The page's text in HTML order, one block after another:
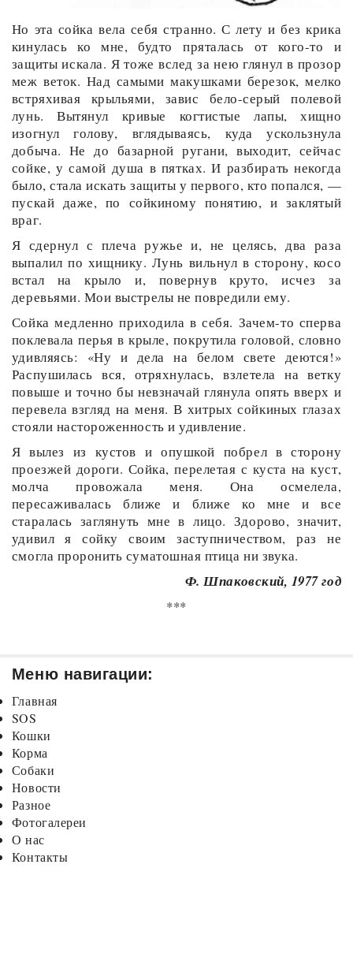
Но эта сойка вела себя странно. С лету и без крика
кинулась ко мне, будто пряталась от кого-то и
защиты искала. Я тоже вслед за нею глянул в прозор
меж веток. Над самыми макушками березок, мелко
встряхивая крыльями, завис бело-серый полевой
лунь. Вытянул кривые когтистые лапы, хищно
изогнул голову, вглядываясь, куда ускользнула
добыча. Не до базарной ругани, выходит, сейчас
сойке, у самой душа в пятках. И разбирать некогда
было, стала искать защиты у первого, кто попался, —
пускай даже, по сойкиному понятию, и заклятый
враг.
Я сдернул с плеча ружье и, не целясь, два раза
выпалил по хищнику. Лунь вильнул в сторону, косо
встал на крыло и, повернув круто, исчез за
деревьями. Мои выстрелы не повредили ему.
Сойка медленно приходила в себя. Зачем-то сперва
поклевала перья в крыле, покрутила головой, словно
удивляясь: «Ну и дела на белом свете деются!»
Распушилась вся, отряхнулась, взлетела на ветку
повыше и точно бы невзначай глянула опять вверх и
перевела взгляд на меня. В хитрых сойкиных глазах
стояли настороженность и удивление.
Я вылез из кустов и опушкой побрел в сторону
проезжей дороги. Сойка, перелетая с куста на куст,
молча провожала меня. Она осмелела,
пересаживалась ближе и ближе ко мне и все
старалась заглянуть мне в лицо. Здорово, значит,
удивил я сойку своим заступничеством, раз не
смогла проронить суматошная птица ни звука.
Ф. Шпаковский, 1977 год
***
Меню навигации:
Главная
SOS
Кошки
Корма
Собаки
Новости
Разное
Фотогалереи
О нас
Контакты